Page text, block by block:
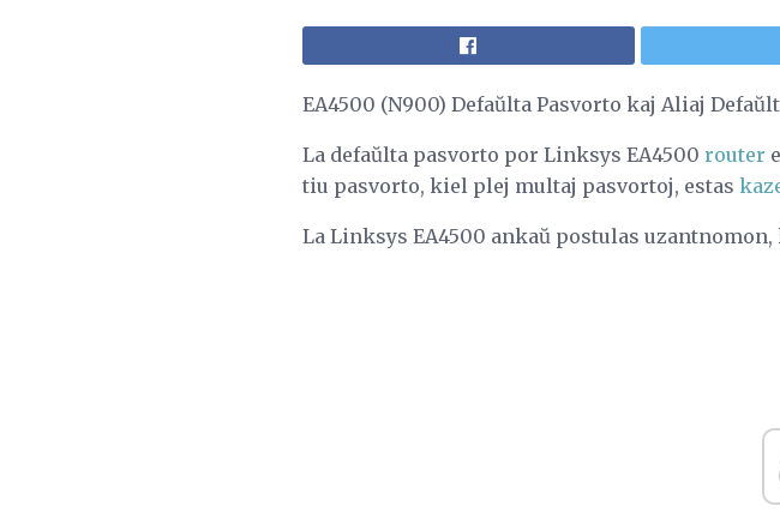
EA4500 (N900) Defaŭlta Pasvorto kaj Aliaj
La defaŭlta pasvorto por Linksys EA4500 router
tiu pasvorto, kiel plej multaj pasvortoj, estas
La Linksys EA4500 ankaŭ postulas uzantnomon,